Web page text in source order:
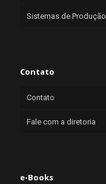
Sistemas de Produção
Contato
Contato
Fale com a diretoria
e-Books